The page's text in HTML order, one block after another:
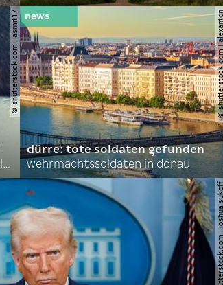
© shutterstock.com | asmit17
nordkoreas sommerliche empfehlungen
©
dürre: tote soldaten gefunden
wehrmachtssoldaten in donau
©